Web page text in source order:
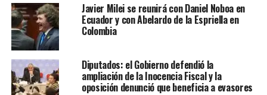
Javier Milei se reunirá con Daniel Noboa en
Ecuador y con Abelardo de la Espriella en
Colombia
Diputados: el Gobierno defendió la
ampliación de la Inocencia Fiscal y la
oposición denunció que beneficia a evasores